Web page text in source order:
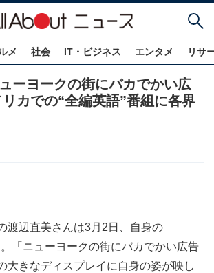
メ 社会 IT・ビジネス エンタメ リサ
ーヨークの街にバカでかい広
カでの“全編英語”番組に各界
渡辺直美さんは3月2日、自身の
。「ニューヨークの街にバカでかい広告
大きなディスプレイに自身の姿が映し